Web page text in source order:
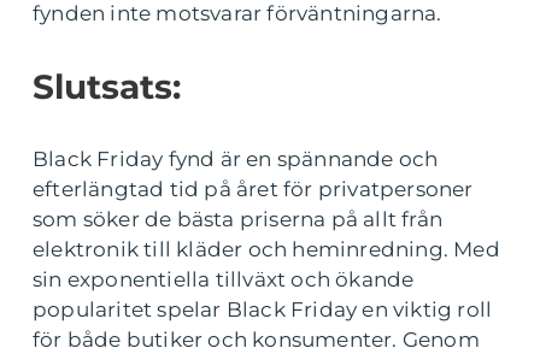
fynden inte motsvarar förväntningarna.
Slutsats:
Black Friday fynd är en spännande och
efterlängtad tid på året för privatpersoner
som söker de bästa priserna på allt från
elektronik till kläder och heminredning. Med
sin exponentiella tillväxt och ökande
popularitet spelar Black Friday en viktig roll
för både butiker och konsumenter. Genom